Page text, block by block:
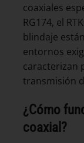
coaxiales
RG174, el
blindaje
entornos
caracterizan
transmisión
¿Cómo
coaxial?